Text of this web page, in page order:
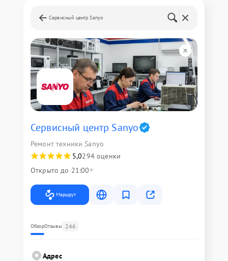
Сервисный центр Sanyo
Сервисный центр Sanyo
Ремонт техники Sanyo
5,0294 оценки
Открыто до 21:00
Маршрут
ОбзорОтзывы 246
Адрес